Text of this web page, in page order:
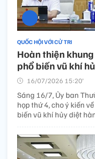
QUỐC HỘI VỚI CỬ TRI
Hoàn thiện
phổ biến vũ khí
16/07/2026 15:20’
Sáng 16/7, Ủy ban
họp thứ 4, cho ý kiến
biến vũ khí hủy diệt